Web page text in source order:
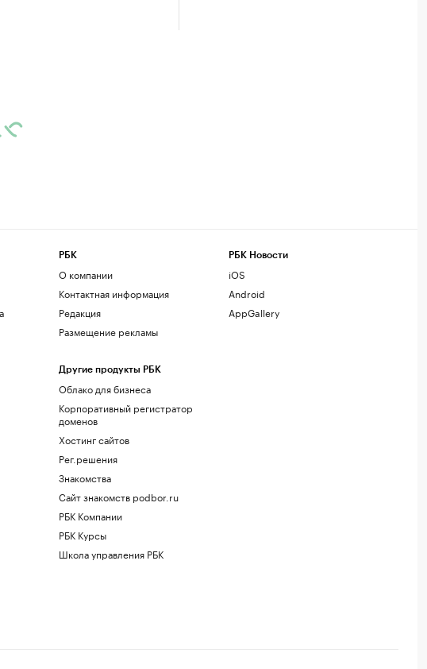
РБК
О компании
Контактная информация
Редакция
Размещение рекламы
Другие продукты РБК
Облако для бизнеса
Корпоративный регистратор
доменов
Хостинг сайтов
Рег.решения
Знакомства
Сайт знакомств podbor.ru
РБК Компании
РБК Курсы
Школа управления РБК
РБК Новости
iOS
Android
AppGallery